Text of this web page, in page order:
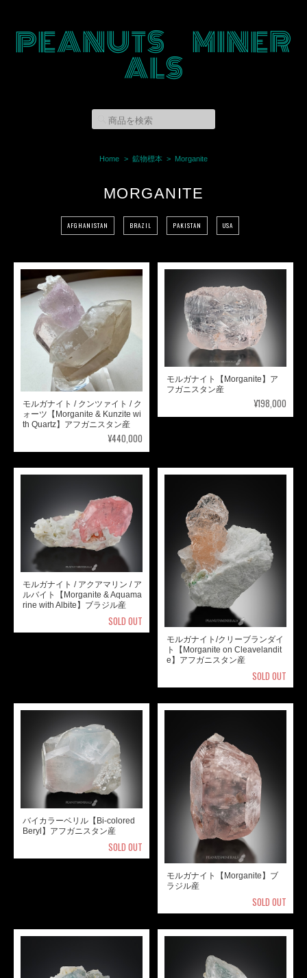
PEANUTS MINER
ALS
Home 鉱物標本 Morganite
MORGANITE
AFGHANISTAN BRAZIL PAKISTAN USA
モルガナイト / クンツァイト / ク
ォーツ【Morganite & Kunzite wi
th Quartz】アフガニスタン産
¥440,000
モルガナイト【Morganite】ア
フガニスタン産
¥198,000
モルガナイト / アクアマリン / ア
ルバイト【Morganite & Aquama
rine with Albite】ブラジル産
SOLD OUT
モルガナイト/クリーブランダイ
ト【Morganite on Cleavelandit
e】アフガニスタン産
SOLD OUT
バイカラーベリル【Bi-colored
Beryl】アフガニスタン産
SOLD OUT
モルガナイト【Morganite】ブ
ラジル産
SOLD OUT